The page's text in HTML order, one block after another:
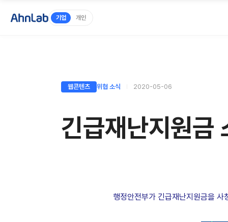
기업 개인
웹콘텐츠 위협 소식 2020-05-06
긴급재난지원금
행정안전부가 긴급재난지원금을